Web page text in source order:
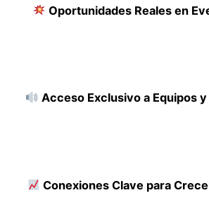
Oportunidades Reales en
Acceso Exclusivo a Equipos y
Conexiones Clave para